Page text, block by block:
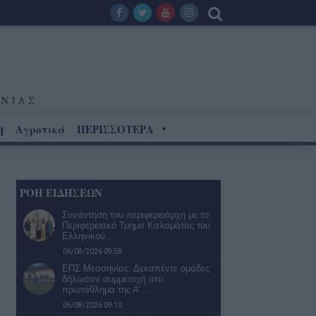
Αγροτικά ΠΕΡΙΣΣΟΤΕΡΑ
ΡΟΗ ΕΙΔΗΣΕΩΝ
Συνάντηση του περιφερειάρχη με το
Περιφερειακό Τμήμα Καλαμάτας του
Ελληνικού…
06/08/2026 09:58
ΕΠΣ Μεσσηνίας: Δεκαπέντε ομάδες
δήλωσαν συμμετοχή στο
πρωτάθλημα της Α’…
06/08/2026 09:10